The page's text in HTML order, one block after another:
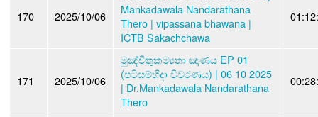
170 2025/10/06
Mankadawala Nandarathana
Thero | vipassana bhawana |
ICTB Sakachchawa
171 2025/10/06
මුඤ්චිතුකම්‍යතා ඤාණය EP 01
(පටිසම්භිදා විවරණය) | 06 10 2025
| Dr.Mankadawala Nandarathana
Thero